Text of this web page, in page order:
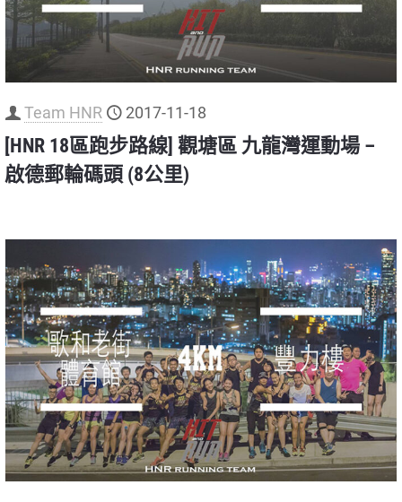
Team HNR 2017-11-18
[HNR 18區跑步路線] 觀塘區 九龍灣運動場 –
啟德郵輪碼頭 (8公里)